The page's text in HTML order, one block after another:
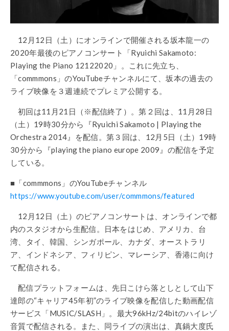
12月12日（土）にオンラインで開催される坂本龍一の
2020年最後のピアノコンサート「Ryuichi Sakamoto:
Playing the Piano 12122020」。これに先立ち、
「commmons」のYouTubeチャンネルにて、坂本の過去の
ライブ映像を３週連続でプレミア公開する。
初回は11月21日（※配信終了）。第２回は、11月28日
（土）19時30分から『Ryuichi Sakamoto | Playing the
Orchestra 2014』を配信。第３回は、12月5日（土）19時
30分から『playing the piano europe 2009』の配信を予定
している。
■「commmons」のYouTubeチャンネル
https://www.youtube.com/user/commmons/featured
12月12日（土）のピアノコンサートは、オンラインで都
内のスタジオから生配信。日本をはじめ、アメリカ、台
湾、タイ、韓国、シンガポール、カナダ、オーストラリ
ア、インドネシア、フィリピン、マレーシア、香港に向け
て配信される。
配信プラットフォームは、先日こけら落としとして山下
達郎の“キャリア45年初”のライブ映像を配信した動画配信
サービス「MUSIC/SLASH」。最大96kHz/24bitのハイレゾ
音質で配信される。また、同ライブの演出は、真鍋大度氏